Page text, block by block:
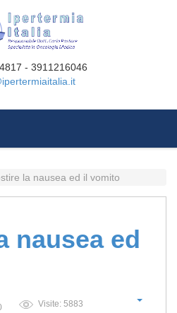
- 3911216046
la nausea ed il vomito
nausea ed
Visite: 5883